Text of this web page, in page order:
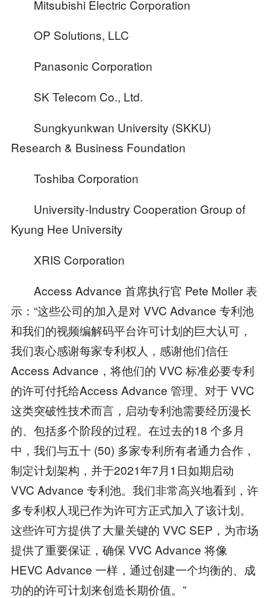
Mitsubishi Electric Corporation
OP Solutions, LLC
Panasonic Corporation
SK Telecom Co., Ltd.
Sungkyunkwan University (SKKU)
Research & Business Foundation
Toshiba Corporation
University-Industry Cooperation Group of
Kyung Hee University
XRIS Corporation
Access Advance 首席执行官 Pete Moller 表
示：“这些公司的加入是对 VVC Advance 专利池
和我们的视频编解码平台许可计划的巨大认可，
我们衷心感谢每家专利权人，感谢他们信任
Access Advance，将他们的 VVC 标准必要专利
的许可付托给Access Advance 管理。对于 VVC
这类突破性技术而言，启动专利池需要经历漫长
的、包括多个阶段的过程。在过去的18 个多月
中，我们与五十 (50) 多家专利所有者通力合作，
制定计划架构，并于2021年7月1日如期启动
VVC Advance 专利池。我们非常高兴地看到，许
多专利权人现已作为许可方正式加入了该计划。
这些许可方提供了大量关键的 VVC SEP，为市场
提供了重要保证，确保 VVC Advance 将像
HEVC Advance 一样，通过创建一个均衡的、成
功的的许可计划来创造长期价值。”